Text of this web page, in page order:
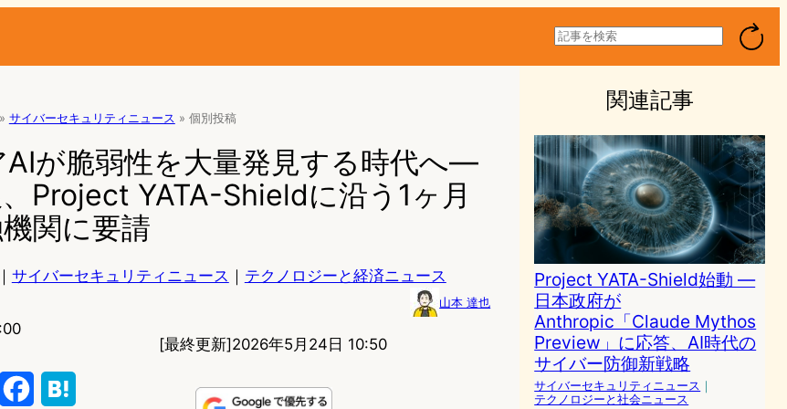
検
索
» サイバーセキュリティニュース » 個別投稿
AIが脆弱性を大量発見する時代へ—
Project YATA-Shieldに沿う1ヶ月
関に要請
｜ サイバーセキュリティニュース ｜ テクノロジーと経済ニュース
山本 達也
[最終更新]2026年5月24日 10:50
関連記事
Project YATA-Shield始動 —
日本政府が
Anthropic「Claude Mythos
Preview」に応答、AI時代の
サイバー防御新戦略
サイバーセキュリティニュース ｜
テクノロジーと社会ニュース